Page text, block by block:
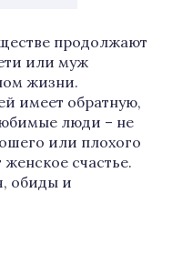
продолжают
или муж
жизни.
имеет обратную,
люди – не
или плохого
счастье.
обиды и